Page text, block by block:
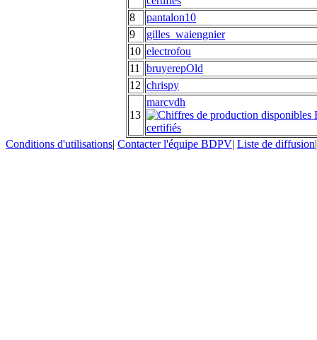
8
pantalon10
9
gilles_waiengnier
10 electrofou
11
bruyerepOld
12 chrispy
13
marcvdh
Conditions d'utilisations| Contacter l'équipe BDPV| Liste de diffusion